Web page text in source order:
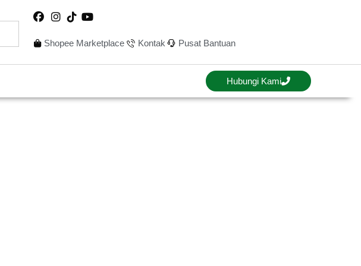
Shopee Marketplace Kontak Pusat Bantuan
Hubungi Kami